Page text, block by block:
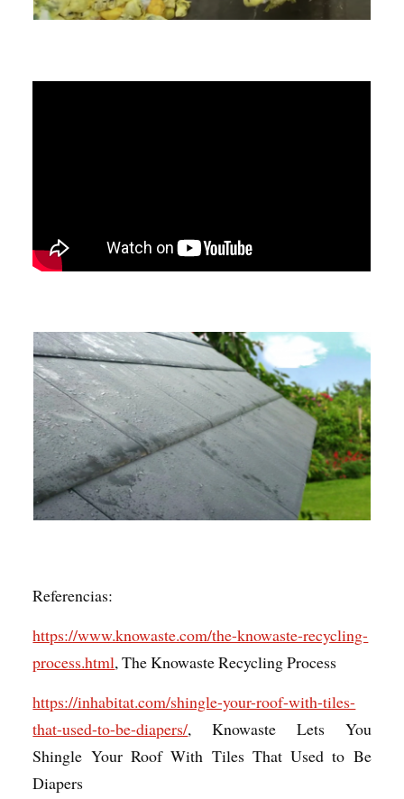
Referencias:
https://www.knowaste.com/the-knowaste-recycling-
process.html, The Knowaste Recycling Process
https://inhabitat.com/shingle-your-roof-with-tiles-
that-used-to-be-diapers/, Knowaste Lets You
Shingle Your Roof With Tiles That Used to Be
Diapers